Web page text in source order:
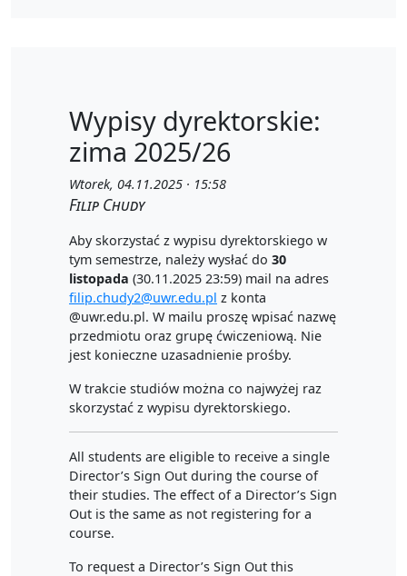
Wypisy dyrektorskie:
zima 2025/26
Wtorek, 04.11.2025 · 15:58
Filip Chudy
Aby skorzystać z wypisu dyrektorskiego w
tym semestrze, należy wysłać do 30
listopada (30.11.2025 23:59) mail na adres
filip.chudy2@uwr.edu.pl z konta
@uwr.edu.pl. W mailu proszę wpisać nazwę
przedmiotu oraz grupę ćwiczeniową. Nie
jest konieczne uzasadnienie prośby.
W trakcie studiów można co najwyżej raz
skorzystać z wypisu dyrektorskiego.
All students are eligible to receive a single
Director’s Sign Out during the course of
their studies. The effect of a Director’s Sign
Out is the same as not registering for a
course.
To request a Director’s Sign Out this